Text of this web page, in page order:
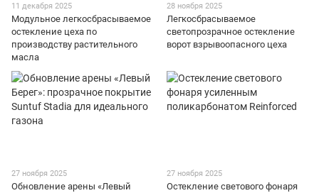
11 декабря 2025
Модульное легкосбрасываемое
остекление цеха по
производству растительного
масла
28 ноября 2025
Легкосбрасываемое
светопрозрачное остекление
ворот взрывоопасного цеха
27 ноября 2025
Обновление арены «Левый
27 ноября 2025
Остекление светового фонаря